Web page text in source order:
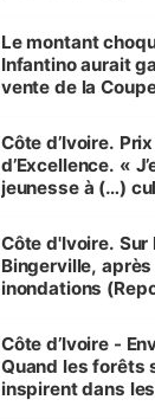
Le montant
Infantino aurait
vente de la
Côte d’Ivoire.
d’Excellence. «
jeunesse à (…)
(Alassane
Côte d'Ivoire. Sur
Bingerville,
inondations
Côte d’Ivoire -
Quand les forêts
inspirent dans